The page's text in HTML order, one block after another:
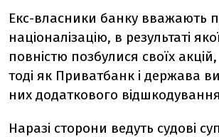
Екс-власники банку вважають
націоналізацію, в результаті
повністю позбулися своїх
тоді як Приватбанк і держава
них додаткового
Наразі сторони ведуть судові